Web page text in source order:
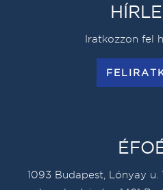
Iratkozzon fel
1093 Budapest, Lónyay u.